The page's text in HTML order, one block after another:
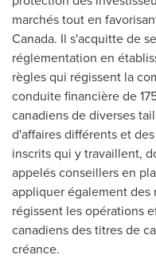
marchés tout en
Canada. Il s'acquitte de
réglementation en
règles qui régissent la
conduite financière de
canadiens de diverses
d'affaires différents et
inscrits qui y travaillent,
appelés conseillers en
appliquer également
régissent les opérations
canadiens des titres de
créance.